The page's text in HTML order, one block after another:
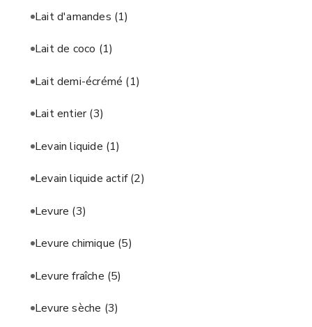
Lait d'amandes (1)
Lait de coco (1)
Lait demi-écrémé (1)
Lait entier(3)
Levain liquide (1)
Levain liquide actif(2)
Levure (3)
Levure chimique (5)
Levure fraîche (5)
Levure sèche (3)